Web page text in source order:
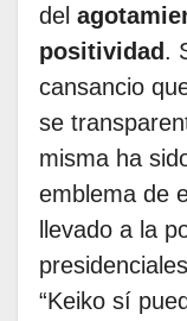
del
positividad .
cansancio
se
misma ha
emblema de
llevado a la
“Keiko sí